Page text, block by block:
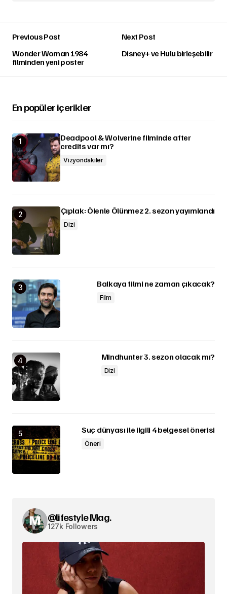
Previous Post
Wonder Woman 1984
filminden yeni poster
Next Post
Disney+ ve Hulu birleşebilir
En popüler içerikler
Deadpool & Wolverine filminde after
credits var mı?
Vizyondakiler
Çıplak: Ölenle Ölünmez 2. sezon yayımlandı
Dizi
Balkaya filmi ne zaman çıkacak?
Film
Mindhunter 3. sezon olacak mı?
Dizi
Suç dünyası ile ilgili 4 belgesel önerisi
Öneri
@lifestyle Mag.
127k Followers